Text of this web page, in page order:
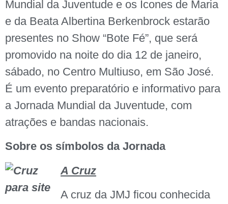
Mundial da Juventude e os Ícones de Maria
e da Beata Albertina Berkenbrock estarão
presentes no Show “Bote Fé”, que será
promovido na noite do dia 12 de janeiro,
sábado, no Centro Multiuso, em São José.
É um evento preparatório e informativo para
a Jornada Mundial da Juventude, com
atrações e bandas nacionais.
Sobre os símbolos da Jornada
A Cruz
A cruz da JMJ ficou conhecida